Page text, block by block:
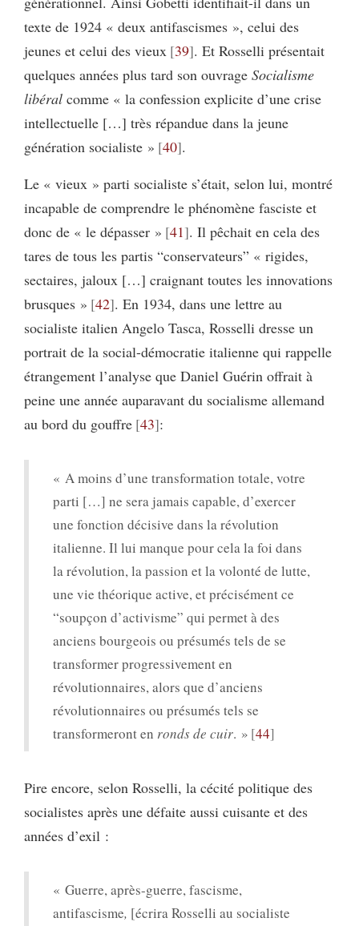
texte de 1924 « deux antifascismes », celui des
jeunes et celui des vieux 39 . Et Rosselli présentait
quelques années plus tard son ouvrage Socialisme
libéral comme « la confession explicite d’une crise
intellectuelle […] très répandue dans la jeune
génération socialiste » 40 .
Le « vieux » parti socialiste s’était, selon lui, montré
incapable de comprendre le phénomène fasciste et
donc de « le dépasser » 41 . Il pêchait en cela des
tares de tous les partis “conservateurs” « rigides,
sectaires, jaloux […] craignant toutes les innovations
brusques » 42 . En 1934, dans une lettre au
socialiste italien Angelo Tasca, Rosselli dresse un
portrait de la social-démocratie italienne qui rappelle
étrangement l’analyse que Daniel Guérin offrait à
peine une année auparavant du socialisme allemand
au bord du gouffre 43 :
« A moins d’une transformation totale, votre
parti […] ne sera jamais capable, d’exercer
une fonction décisive dans la révolution
italienne. Il lui manque pour cela la foi dans
la révolution, la passion et la volonté de lutte,
une vie théorique active, et précisément ce
“soupçon d’activisme” qui permet à des
anciens bourgeois ou présumés tels de se
transformer progressivement en
révolutionnaires, alors que d’anciens
révolutionnaires ou présumés tels se
transformeront en ronds de cuir. » 44
Pire encore, selon Rosselli, la cécité politique des
socialistes après une défaite aussi cuisante et des
années d’exil :
« Guerre, après-guerre, fascisme,
antifascisme, [écrira Rosselli au socialiste